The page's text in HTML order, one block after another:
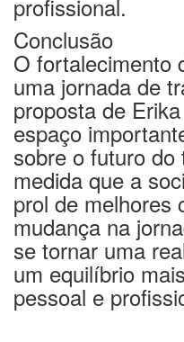
profissional.
Conclusão
O fortalecimento
uma jornada de
proposta de
espaço
sobre o futuro
medida que a
prol de melhores
mudança na
se tornar uma
um equilíbrio
pessoal e